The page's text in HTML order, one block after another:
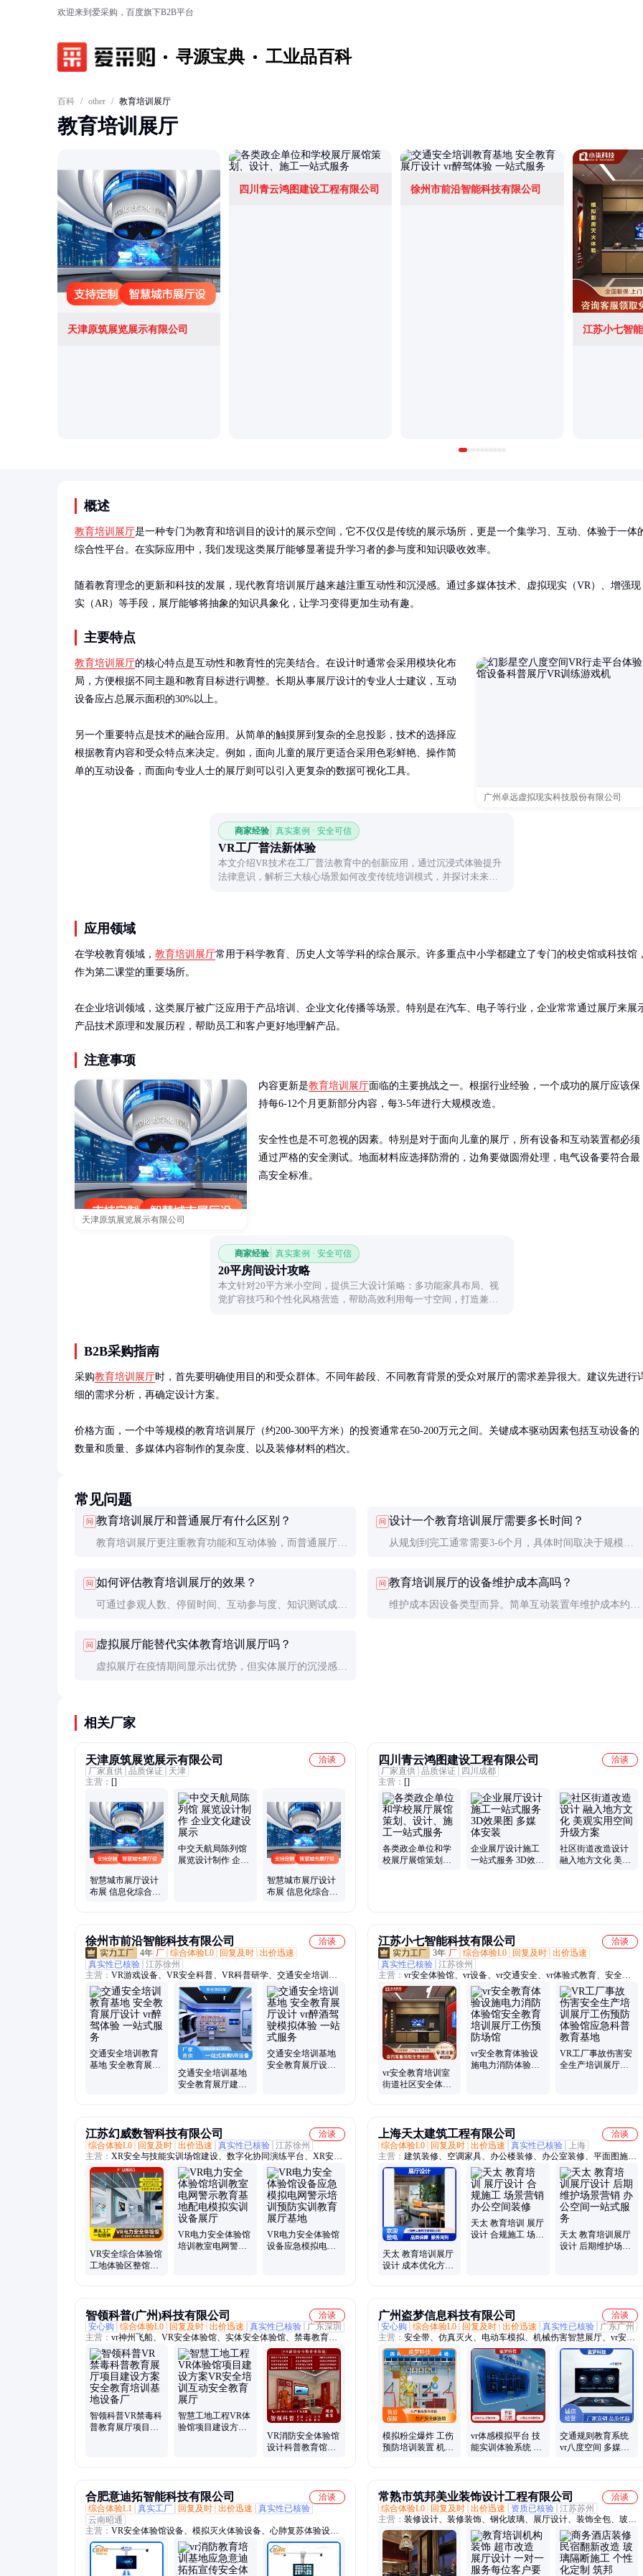
欢迎来到爱采购，百度旗下B2B平台
寻源宝典 工业品百科
百科 / other / 教育培训展厅
教育培训展厅
天津原筑展览展示有限公司
四川青云鸿图建设工程有限公司 徐州市前沿智能科技有限公司
江苏小七智
概述
教育培训展厅是一种专门为教育和培训目的设计的展示空间，它不仅仅是传统的展示场所，更是一个集学习、互动、体验于一体
综合性平台。在实际应用中，我们发现这类展厅能够显著提升学习者的参与度和知识吸收效率。
随着教育理念的更新和科技的发展，现代教育培训展厅越来越注重互动性和沉浸感。通过多媒体技术、虚拟现实（VR）、增强现
实（AR）等手段，展厅能够将抽象的知识具象化，让学习变得更加生动有趣。
主要特点
广州卓远虚拟现实科技股份有限公司
教育培训展厅的核心特点是互动性和教育性的完美结合。在设计时通常会采用模块化布
局，方便根据不同主题和教育目标进行调整。长期从事展厅设计的专业人士建议，互动
设备应占总展示面积的30%以上。
另一个重要特点是技术的融合应用。从简单的触摸屏到复杂的全息投影，技术的选择应
根据教育内容和受众特点来决定。例如，面向儿童的展厅更适合采用色彩鲜艳、操作简
单的互动设备，而面向专业人士的展厅则可以引入更复杂的数据可视化工具。
商家经验 真实案例 · 安全可信
VR工厂普法新体验
本文介绍VR技术在工厂普法教育中的创新应用，通过沉浸式体验提升
法律意识，解析三大核心场景如何改变传统培训模式，并探讨未来发
应用领域
在学校教育领域， 教育培训展厅常用于科学教育、历史人文等学科的综合展示。许多重点中小学都建立了专门的校史馆或科技馆
作为第二课堂的重要场所。
在企业培训领域，这类展厅被广泛应用于产品培训、企业文化传播等场景。特别是在汽车、电子等行业，企业常常通过展厅来展
产品技术原理和发展历程，帮助员工和客户更好地理解产品。
注意事项
天津原筑展览展示有限公司
内容更新是教育培训展厅面临的主要挑战之一。根据行业经验，一个成功的展厅应该保
持每6-12个月更新部分内容，每3-5年进行大规模改造。
安全性也是不可忽视的因素。特别是对于面向儿童的展厅，所有设备和互动装置都必须
通过严格的安全测试。地面材料应选择防滑的，边角要做圆滑处理，电气设备要符合最
高安全标准。
商家经验 真实案例 · 安全可信
20平房间设计攻略
本文针对20平方米小空间，提供三大设计策略：多功能家具布局、视
觉扩容技巧和个性化风格营造，帮助高效利用每一寸空间，打造兼具
B2B采购指南
采购教育培训展厅时，首先要明确使用目的和受众群体。不同年龄段、不同教育背景的受众对展厅的需求差异很大。建议先进行
细的需求分析，再确定设计方案。
价格方面，一个中等规模的教育培训展厅（约200-300平方米）的投资通常在50-200万元之间。关键成本驱动因素包括互动设备的
数量和质量、多媒体内容制作的复杂度、以及装修材料的档次。
常见问题
问 教育培训展厅和普通展厅有什么区别？
教育培训展厅更注重教育功能和互动体验，而普通展厅以
和评估系统，帮助参观者更好地吸收知识。
问 设计一个教育培训展厅需要多长时间？
从规划到完工通常需要3-6个月，具体时间取决于规模、
出足够的时间进行内容开发和测试。
问 如何评估教育培训展厅的效果？
可通过参观人数、停留时间、互动参与度、知识测试成绩
监测参观者的行为数据。
问 教育培训展厅的设备维护成本高吗？
维护成本因设备类型而异。简单互动装置年维护成本约造
问 虚拟展厅能替代实体教育培训展厅吗？
虚拟展厅在疫情期间显示出优势，但实体展厅的沉浸感和
相关厂家
天津原筑展览展示有限公司
洽谈
厂家直供 品质保证
天津
主营： []
智慧城市展厅设计
布展 信息化综合服
中交天航局陈列馆
展览设计制作 企业
智慧城市展厅设计
布展 信息化综合服
四川青云鸿图建设工程有限公司
洽谈
厂家直供 品质保证
四川成都
主营： []
各类政企单位和学
校展厅展馆策划、
企业展厅设计施工
一站式服务 3D效果
社区街道改造设计
融入地方文化 美观
徐州市前沿智能科技有限公司
洽谈
4年 厂 综合体验L0 回复及时 出价迅速
真实性已核验 江苏徐州
主营： VR游戏设备、VR安全科普、VR科普研学、交通安全培训教
育基地、应急安全体验馆、航空航天馆
交通安全培训教育
基地 安全教育展厅
交通安全培训基地
安全教育展厅建设
交通安全培训基地
安全教育展厅设计
江苏小七智能科技有限公司
洽谈
3年 厂 综合体验L0 回复及时 出价迅速
真实性已核验 江苏徐州
主营： vr安全体验馆、vr设备、vr交通安全、vr体验式教育、安全培
训设备、VR安全教育平台、vr工地安全、vr校园安全、vr应急安全、
vr游戏设备、体感互动装置、研学基地、vr消防安全、VR驾驶模拟、
vr航空航天、多功能机械伤害体验、智慧模拟触电体验、模拟灭火演
练设备、模拟火灾成因实验台、vr双座蛋椅、反诈工作站、综合实践
基地、VR火灾逃生、vr电力电网、VR校园踩踏
vr安全教育培训室
街道社区安全体验
vr安全教育体验设
施电力消防体验馆
VR工厂事故伤害安
全生产培训展厅工
江苏幻威数智科技有限公司
洽谈
综合体验L0
回复及时 出价迅速 真实性已核验 江苏徐州
主营： XR安全与技能实训场馆建设、数字化协同演练平台、XR安全
生产应用、VR电力安全培训、VR电力安全体验馆
VR安全综合体验馆
工地体验区整馆设
VR电力安全体验馆
培训教室电网警示
VR电力安全体验馆
设备应急模拟电网
上海天太建筑工程有限公司
洽谈
综合体验L0
回复及时 出价迅速 真实性已核验
上海
主营： 建筑装修、空调家具、办公楼装修、办公室装修、平面图施
工、室内装修设计、空间大型办公室
天太 教育培训展厅
设计 成本优化方案
天太 教育培训 展厅
设计 合规施工 场景
天太 教育培训展厅
设计 后期维护场景
智领科普(广州)科技有限公司
洽谈
安心购
综合体验L0 回复及时 出价迅速 真实性已核验
广东深圳
主营： vr神州飞船、VR安全体验馆、实体安全体验馆、禁毒教育基
地、交通安全体验馆、生产安全体验馆、校园安全体验馆、红十字生
命安全体验馆、防诈骗体验馆、反诈宣传中心、VR体验馆厂家、VR
大型游戏设备
智领科普VR禁毒科
普教育展厅项目建
智慧工地工程VR体
验馆项目建设方案
VR消防安全体验馆
设计科普教育馆VR
广州盗梦信息科技有限公司
洽谈
安心购
综合体验L0 回复及时 出价迅速 真实性已核验
广东广州
主营： 安全带、仿真灭火、电动车模拟、机械伤害智慧展厅、vr安全
体验馆、vr交通安全体验、vr生产安全体验、vr校园安全体验、vr应
急安全体验、vr设备
模拟粉尘爆炸 工伤
预防培训装置 机械
vr体感模拟平台 技
能实训体验系统 施
交通规则教育系统
vr八度空间 多媒体
合肥意迪拓智能科技有限公司
洽谈
综合体验L1
真实工厂 回复及时 出价迅速
真实性已核验
云南昭通
主营： VR安全体验馆设备、模拟灭火体验设备、心肺复苏体验设
备、安全教育科普、消防体验馆设备、模拟触电体验设备、安全隐患
排查系统、知识抢答系统、智慧劳保用品展示、安全帽安全鞋撞击体
验、模拟电动车起火、模拟高空坠落体验、交通红绿灯体验系统、模
常熟市筑邦美业装饰设计工程有限公司
洽谈
综合体验L0
回复及时 出价迅速 资质已核验 江苏苏州
主营： 装修设计、装修装饰、钢化玻璃、展厅设计、装饰全包、玻璃
隔断、办公室装饰、俱乐部装修、办公室装修、室内外装修、音乐厅
装修、主题宾馆装饰、室内设计定制、宾馆设计装潢、娱乐场所设
计、商务宾馆装潢、现代轻奢装潢、会所设计装修、隔音装修服务、
酒店室内设计、特色民宿装潢、现代室内装修、娱乐会所装修、办公